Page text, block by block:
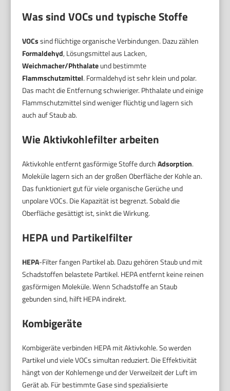
Was sind VOCs und typische Stoffe
VOCssind flüchtige organische Verbindungen. Dazu zählen
Formaldehyd, Lösungsmittel aus Lacken,
Weichmacher/Phthalateund bestimmte
Flammschutzmittel. Formaldehyd ist sehr klein und polar.
Das macht die Entfernung schwieriger. Phthalate und einige
Flammschutzmittel sind weniger flüchtig und lagern sich
auch auf Staub ab.
Wie Aktivkohlefilter arbeiten
Aktivkohle entfernt gasförmige Stoffe durchAdsorption.
Moleküle lagern sich an der großen Oberfläche der Kohle an.
Das funktioniert gut für viele organische Gerüche und
unpolare VOCs. Die Kapazität ist begrenzt. Sobald die
Oberfläche gesättigt ist, sinkt die Wirkung.
HEPA und Partikelfilter
HEPA-Filter fangen Partikel ab. Dazu gehören Staub und mit
Schadstoffen belastete Partikel. HEPA entfernt keine reinen
gasförmigen Moleküle. Wenn Schadstoffe an Staub
gebunden sind, hilft HEPA indirekt.
Kombigeräte
Kombigeräte verbinden HEPA mit Aktivkohle. So werden
Partikel und viele VOCs simultan reduziert. Die Effektivität
hängt von der Kohlemenge und der Verweilzeit der Luft im
Gerät ab. Für bestimmte Gase sind spezialisierte